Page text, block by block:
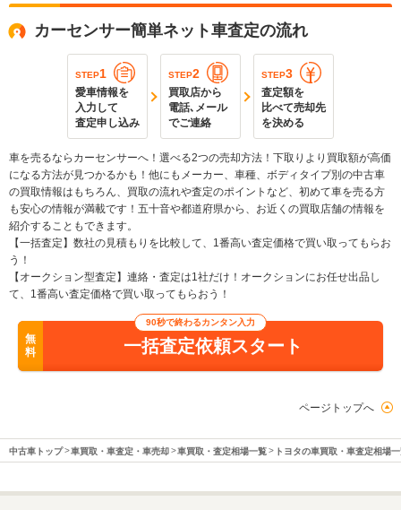
カーセンサー簡単ネット車査定の流れ
STEP1
愛車情報を
入力して
査定申し込み
STEP2
買取店から
電話､メール
でご連絡
STEP3
査定額を
比べて売却先
を決める
車を売るならカーセンサーへ！選べる2つの売却方法！下取りより買取額が高価
になる方法が見つかるかも！他にもメーカー、車種、ボディタイプ別の中古車
の買取情報はもちろん、買取の流れや査定のポイントなど、初めて車を売る方
も安心の情報が満載です！五十音や都道府県から、お近くの買取店舗の情報を
紹介することもできます。
【一括査定】数社の見積もりを比較して、1番高い査定価格で買い取ってもらお
う！
【オークション型査定】連絡・査定は1社だけ！オークションにお任せ出品し
て、1番高い査定価格で買い取ってもらおう！
無
料
90秒で終わるカンタン入力
一括査定依頼スタート
ページトップへ
中古車トップ 車買取・車査定・車売却 車買取・査定相場一覧 トヨタの車買取・車査定相場